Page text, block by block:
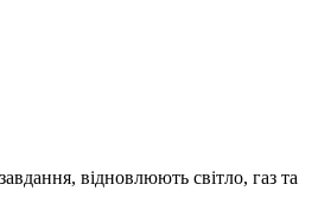
відновлюють світло, газ та